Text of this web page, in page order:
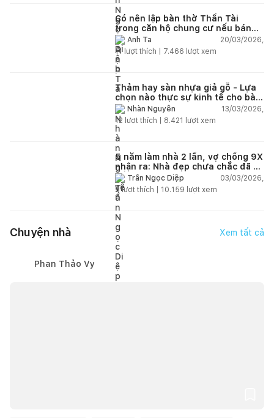
Có nên lập bàn thờ Thần Tài
trong căn hộ chung cư nếu bán
hàng online?
Anh Ta
20/03/2026,
11lượt thích | 7.466 lượt xem
Thảm hay sàn nhựa giả gỗ - Lựa
chọn nào thực sự kinh tế cho bài
toán lâu dài?
Nhàn Nguyễn
13/03/2026,
12 lượt thích | 8.421 lượt xem
5 năm làm nhà 2 lần, vợ chồng 9X
nhận ra: Nhà đẹp chưa chắc đã dễ
sống!Trần Ngọc Diệp
03/03/2026,
9lượt thích | 10.159 lượt xem
Chuyện nhà Xem tất cả
Phan Thảo Vy